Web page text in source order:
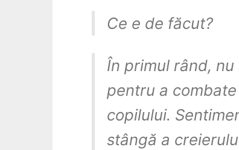
Ce e de făcut?
În primul rând,
pentru a
copilului.
stângă a